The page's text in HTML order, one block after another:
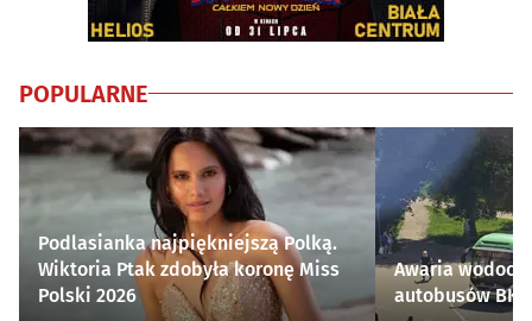
POPULARNE
Podlasianka najpiękniejszą Polką.
Wiktoria Ptak zdobyła koronę Miss
Polski 2026
Awaria
autobusów